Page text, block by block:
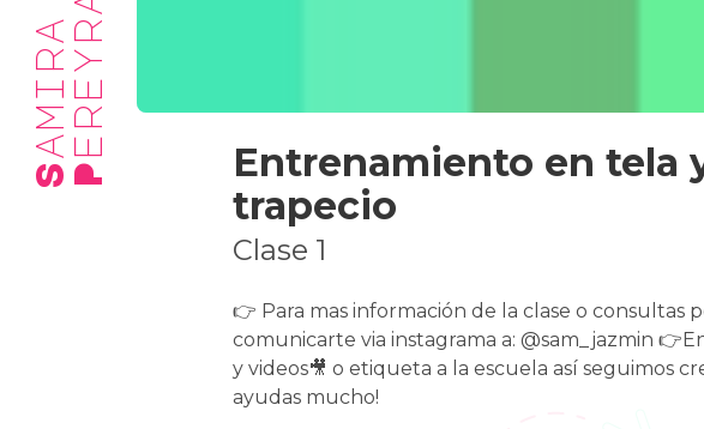
S
a
m
i
r
a
P
e
r
e
y
ra
Entrenamiento en tela
trapecio
Clase 1
👉 Para mas información de la clase o consultas
comunicarte via instagrama a: @sam_jazmin
y videos🎥 o etiqueta a la escuela así seguimos
ayudas mucho!